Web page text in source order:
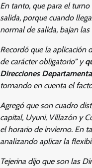
En tanto, que para el
salida, porque cuando
normal de salida, bajan
Recordó que la aplicación
de carácter obligatorio” y
Direcciones
tomando en cuenta el
Agregó que son cuadro
capital, Uyuni, Villazón y
el horario de invierno. En
analizando aplicar la
Tejerina dijo que son las